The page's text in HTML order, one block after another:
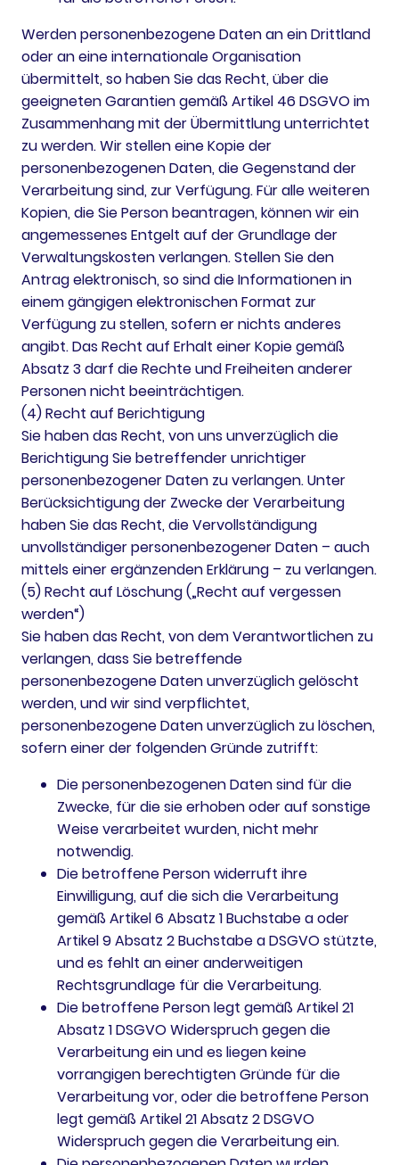
Werden personenbezogene Daten an ein Drittland
oder an eine internationale Organisation
übermittelt, so haben Sie das Recht, über die
geeigneten Garantien gemäß Artikel 46 DSGVO im
Zusammenhang mit der Übermittlung unterrichtet
zu werden. Wir stellen eine Kopie der
personenbezogenen Daten, die Gegenstand der
Verarbeitung sind, zur Verfügung. Für alle weiteren
Kopien, die Sie Person beantragen, können wir ein
angemessenes Entgelt auf der Grundlage der
Verwaltungskosten verlangen. Stellen Sie den
Antrag elektronisch, so sind die Informationen in
einem gängigen elektronischen Format zur
Verfügung zu stellen, sofern er nichts anderes
angibt. Das Recht auf Erhalt einer Kopie gemäß
Absatz 3 darf die Rechte und Freiheiten anderer
Personen nicht beeinträchtigen.
(4) Recht auf Berichtigung
Sie haben das Recht, von uns unverzüglich die
Berichtigung Sie betreffender unrichtiger
personenbezogener Daten zu verlangen. Unter
Berücksichtigung der Zwecke der Verarbeitung
haben Sie das Recht, die Vervollständigung
unvollständiger personenbezogener Daten – auch
mittels einer ergänzenden Erklärung – zu verlangen.
(5) Recht auf Löschung („Recht auf vergessen
werden“)
Sie haben das Recht, von dem Verantwortlichen zu
verlangen, dass Sie betreffende
personenbezogene Daten unverzüglich gelöscht
werden, und wir sind verpflichtet,
personenbezogene Daten unverzüglich zu löschen,
sofern einer der folgenden Gründe zutrifft:
Die personenbezogenen Daten sind für die
Zwecke, für die sie erhoben oder auf sonstige
Weise verarbeitet wurden, nicht mehr
notwendig.
Die betroffene Person widerruft ihre
Einwilligung, auf die sich die Verarbeitung
gemäß Artikel 6 Absatz 1 Buchstabe a oder
Artikel 9 Absatz 2 Buchstabe a DSGVO stützte,
und es fehlt an einer anderweitigen
Rechtsgrundlage für die Verarbeitung.
Die betroffene Person legt gemäß Artikel 21
Absatz 1 DSGVO Widerspruch gegen die
Verarbeitung ein und es liegen keine
vorrangigen berechtigten Gründe für die
Verarbeitung vor, oder die betroffene Person
legt gemäß Artikel 21 Absatz 2 DSGVO
Widerspruch gegen die Verarbeitung ein.